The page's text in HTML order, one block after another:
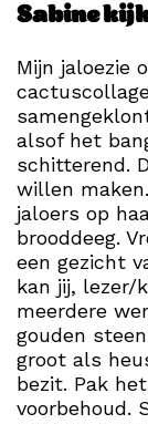
Sabine
Mijn jaloezie
alsof het
schitterend.
willen
jaloers op
brooddeeg.
een gezicht
kan jij, lezer/
meerdere
gouden
groot als
bezit. Pak
voorbehoud.